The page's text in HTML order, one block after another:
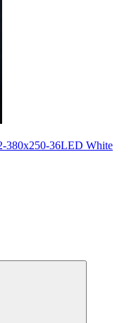
380x250-36LED White